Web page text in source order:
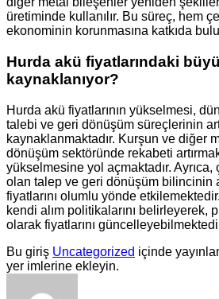
üretiminde kullanılır. Bu süreç, hem
ekonominin korunmasına katkıda
Hurda akü fiyatlarındaki
kaynaklanıyor?
Hurda akü fiyatlarının yükselmesi,
talebi ve geri dönüşüm süreçlerinin
kaynaklanmaktadır. Kurşun ve diğer
dönüşüm sektöründe rekabeti
yükselmesine yol açmaktadır.
olan talep ve geri dönüşüm bilincinin
fiyatlarını olumlu yönde
kendi alım politikalarını belirleyerek,
olarak fiyatlarını
Bu giriş Uncategorized içinde
yer imlerine ekleyin.